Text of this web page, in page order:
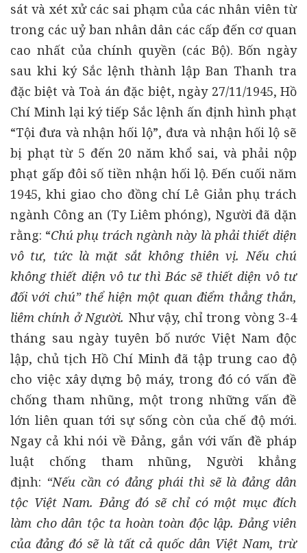
sát và xét xử các sai phạm của các nhân viên từ
trong các uỷ ban nhân dân các cấp đến cơ quan
cao nhất của chính quyền (các Bộ). Bốn ngày
sau khi ký Sắc lệnh thành lập Ban Thanh tra
đặc biệt và Toà án đặc biệt, ngày 27/11/1945, Hồ
Chí Minh lại ký tiếp Sắc lệnh ấn định hình phạt
“Tội đưa và nhận hối lộ”, đưa và nhận hối lộ sẽ
bị phạt từ 5 đến 20 năm khổ sai, và phải nộp
phạt gấp đôi số tiền nhận hối lộ. Đến cuối năm
1945, khi giao cho đồng chí Lê Giản phụ trách
ngành Công an (Ty Liêm phóng), Người đã dặn
rằng: “Chú phụ trách ngành này là phải thiết diện
vô tư, tức là mặt sắt không thiên vị. Nếu chú
không thiết diện vô tư thì Bác sẽ thiết diện vô tư
đối với chú” thể hiện một quan điểm thẳng thắn,
liêm chính ở Người. Như vậy, chỉ trong vòng 3-4
tháng sau ngày tuyên bố nước Việt Nam độc
lập, chủ tịch Hồ Chí Minh đã tập trung cao độ
cho việc xây dựng bộ máy, trong đó có vấn đề
chống tham nhũng, một trong những vấn đề
lớn liên quan tới sự sống còn của chế độ mới.
Ngay cả khi nói về Đảng, gắn với vấn đề pháp
luật chống tham nhũng, Người khẳng
định: “Nếu cần có đảng phái thì sẽ là đảng dân
tộc Việt Nam. Đảng đó sẽ chỉ có một mục đích
làm cho dân tộc ta hoàn toàn độc lập. Đảng viên
của đảng đó sẽ là tất cả quốc dân Việt Nam, trừ